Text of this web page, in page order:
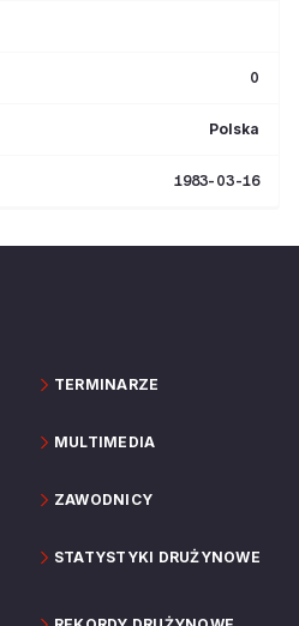
0
Polska
1983-03-16
TERMINARZE
MULTIMEDIA
ZAWODNICY
STATYSTYKI DRUŻYNOWE